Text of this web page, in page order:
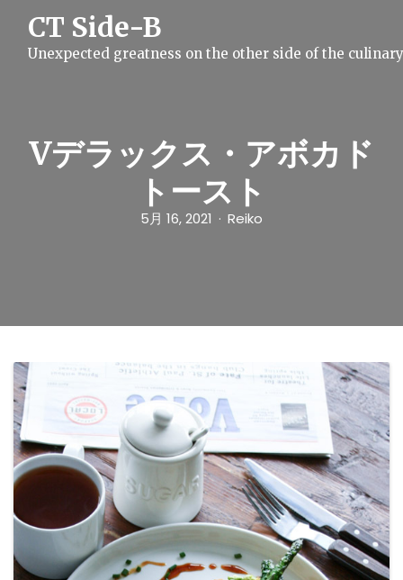
CT Side-B
Unexpected greatness on the other side of the
Vデラックス・アボカド
トースト
5月 16, 2021 Reiko